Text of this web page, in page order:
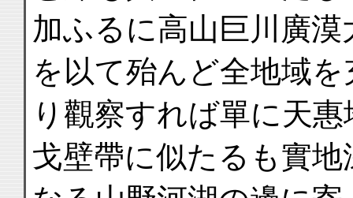
加ふるに高山巨川廣漠
を以て殆んど全地域
り觀察すれば單に天
戈壁帶に似たるも實